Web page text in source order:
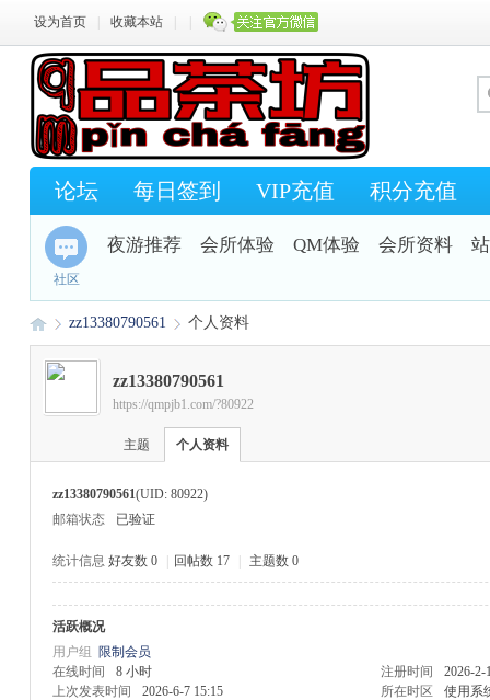
设为首页 收藏本站
论坛 每日签到 VIP充值 积分充值
社区
夜游推荐 会所体验 QM体验 会所资料
›
zz13380790561
›
个人资料
zz13380790561
https://qmpjb1.com/?80922
主题 个人资料
zz13380790561(UID: 80922)
邮箱状态
已验证
统计信息 好友数 0 回帖数 17 主题数 0
活跃概况
用户组 限制会员
在线时间
8 小时 注册时间
2026-2-
上次发表时间
2026-6-7 15:15 所在时区 使用系